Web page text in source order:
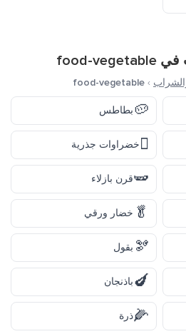
في food-vegetable
›
food-vegetable
🥔بطاطس
🫜خضراوات جذرية
🫛قرن بازلاء
🥬 خضار ورقي
🫘 بقول
🍆باذنجان
🌽ذرة